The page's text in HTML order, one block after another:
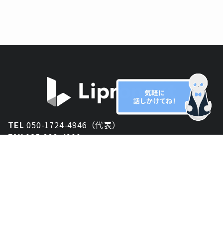
TEL050-1724-4946（代表）
FAX025-333-4900